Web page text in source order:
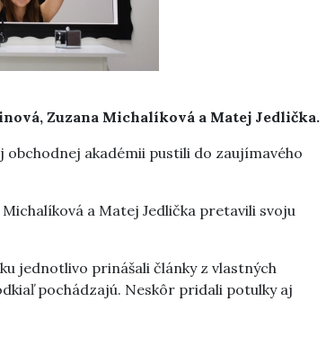
Zuzana Michalíková a Matej Jedlička.
obchodnej akadémii pustili do zaujímavého
a Matej Jedlička pretavili svoju
jednotlivo prinášali články z vlastných
pochádzajú. Neskôr pridali potulky aj